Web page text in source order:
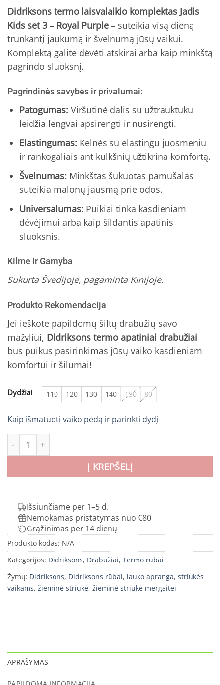
Didriksons termo laisvalaikio komplektas Jadis
Kids set 3 – Royal Purple – suteikia visą dieną
trunkantį jaukumą ir švelnumą jūsų vaikui.
Komplektą galite dėvėti atskirai arba kaip minkštą
pagrindo sluoksnį.
Pagrindinės savybės ir privalumai:
Patogumas: Viršutinė dalis su užtrauktuku
leidžia lengvai apsirengti ir nusirengti.
Elastingumas: Kelnės su elastingu juosmeniu
ir rankogaliais ant kulkšnių užtikrina komfortą.
Švelnumas: Minkštas šukuotas pamušalas
suteikia malonų jausmą prie odos.
Universalumas: Puikiai tinka kasdieniam
dėvėjimui arba kaip šildantis apatinis
sluoksnis.
Kilmė ir Gamyba
Sukurta Švedijoje, pagaminta Kinijoje.
Produkto Rekomendacija
Jei ieškote papildomų šiltų drabužių savo
mažyliui, Didriksons termo apatiniai drabužiai
bus puikus pasirinkimas jūsų vaiko kasdieniam
komfortui ir šilumai!
Dydžiai 110 120 130 140 150 80
Kaip išmatuoti vaiko pėdą ir parinkti dydį
produkto kiekis: Didriksons termo laisvalaikio
Į KREPŠELĮ
Išsiunčiame per 1–5 d.
Nemokamas pristatymas nuo €80
Grąžinimas per 14 dienų
Produkto kodas: N/A
Kategorijos: Didriksons, Drabužiai, Termo rūbai
Žymų: Didriksons, Didriksons rūbai, lauko apranga, striukės
vaikams, žieminė striukė, žieminė striukė mergaitei
APRAŠYMAS